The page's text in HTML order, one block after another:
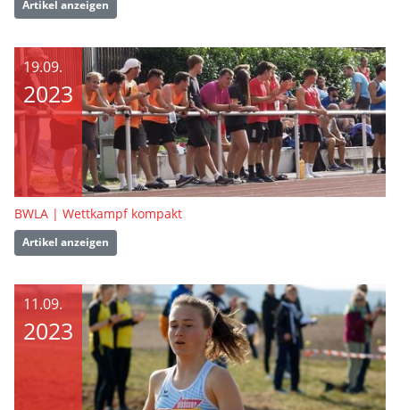
Artikel anzeigen
19.09.
2023
BWLA | Wettkampf kompakt
Artikel anzeigen
11.09.
2023